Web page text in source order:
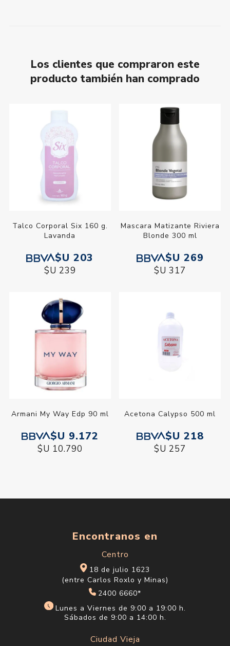
Los clientes que compraron este
producto también han comprado
Talco Corporal Six 160 g.
Lavanda
$U 203
$U 239
Mascara Matizante Riviera
Blonde 300 ml
$U 269
$U 317
Armani My Way Edp 90 ml
$U 9.172
$U 10.790
Acetona Calypso 500 ml
$U 218
$U 257
Encontranos en
Centro
18 de julio 1623
(entre Carlos Roxlo y Minas)
2400 6660*
Lunes a Viernes de 9:00 a 19:00 h.
Sábados de 9:00 a 14:00 h.
Ciudad Vieja